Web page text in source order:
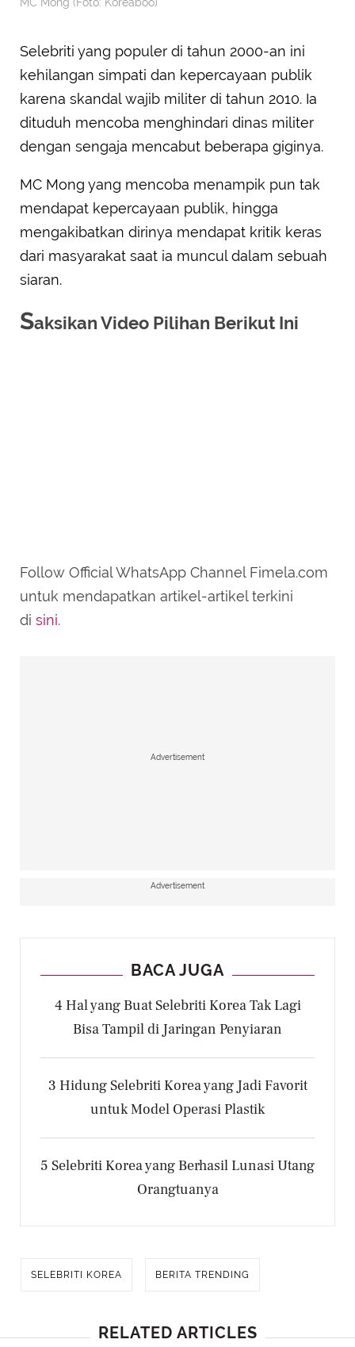
MC Mong (Foto: Koreaboo)
Selebriti yang populer di tahun 2000-an ini
kehilangan simpati dan kepercayaan publik
karena skandal wajib militer di tahun 2010. Ia
dituduh mencoba menghindari dinas militer
dengan sengaja mencabut beberapa giginya.
MC Mong yang mencoba menampik pun tak
mendapat kepercayaan publik, hingga
mengakibatkan dirinya mendapat kritik keras
dari masyarakat saat ia muncul dalam sebuah
siaran.
Saksikan Video Pilihan Berikut Ini
Follow Official WhatsApp Channel Fimela.com
untuk mendapatkan artikel-artikel terkini
di sini.
Advertisement
Advertisement
BACA JUGA
4 Hal yang Buat Selebriti Korea Tak Lagi
Bisa Tampil di Jaringan Penyiaran
3 Hidung Selebriti Korea yang Jadi Favorit
untuk Model Operasi Plastik
5 Selebriti Korea yang Berhasil Lunasi Utang
Orangtuanya
SELEBRITI KOREA BERITA TRENDING
RELATED ARTICLES